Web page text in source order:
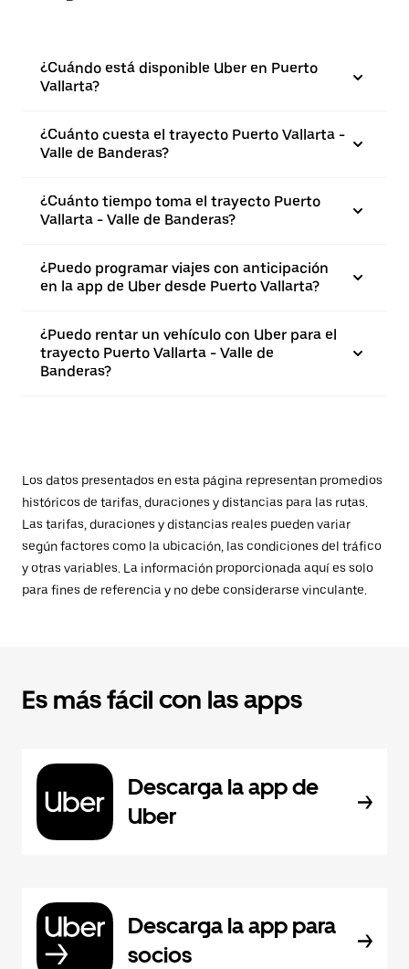
¿Cuándo está disponible Uber en Puerto
Vallarta?
¿Cuánto cuesta el trayecto Puerto Vallarta -
Valle de Banderas?
¿Cuánto tiempo toma el trayecto Puerto
Vallarta - Valle de Banderas?
¿Puedo programar viajes con anticipación
en la app de Uber desde Puerto Vallarta?
¿Puedo rentar un vehículo con Uber para el
trayecto Puerto Vallarta - Valle de
Banderas?
Los datos presentados en esta página representan promedios
históricos de tarifas, duraciones y distancias para las rutas.
Las tarifas, duraciones y distancias reales pueden variar
según factores como la ubicación, las condiciones del tráfico
y otras variables. La información proporcionada aquí es solo
para fines de referencia y no debe considerarse vinculante.
Es más fácil con las apps
Descarga la app de
Uber
Descarga la app para
socios